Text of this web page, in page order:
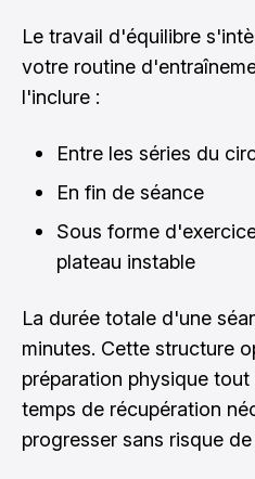
Le travail d'équilibre
votre routine
l'inclure :
Entre les séries du
En fin de séance
Sous forme
plateau instable
La durée totale d'une
minutes. Cette structure
préparation physique
temps de récupération
progresser sans risque de